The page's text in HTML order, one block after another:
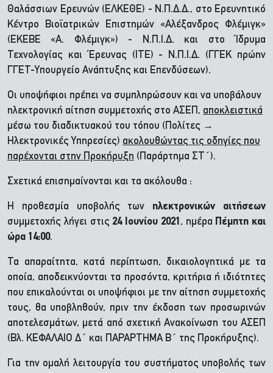
Θαλάσσιων Ερευνών (ΕΛΚΕΘΕ) - Ν.Π.Δ.Δ., στο Ερευνητικό
Κέντρο Βιοϊατρικών Επιστημών «Αλέξανδρος Φλέμιγκ»
(ΕΚΕΒΕ «Α. Φλέμιγκ») - Ν.Π.Ι.Δ. και στο Ίδρυμα
Τεχνολογίας και Έρευνας (ΙΤΕ) - Ν.Π.Ι.Δ. (ΓΓΕΚ πρώην
ΓΓΕΤ-Υπουργείο Ανάπτυξης και Επενδύσεων).
Οι υποψήφιοι πρέπει να συμπληρώσουν και να υποβάλουν
ηλεκτρονική αίτηση συμμετοχής στο ΑΣΕΠ, αποκλειστικά
μέσω του διαδικτυακού του τόπου (Πολίτες →
Ηλεκτρονικές Υπηρεσίες) ακολουθώντας τις οδηγίες που
παρέχονται στην Προκήρυξη (Παράρτημα ΣΤ΄).
Σχετικά επισημαίνονται και τα ακόλουθα :
Η προθεσμία υποβολής των ηλεκτρονικών αιτήσεων
συμμετοχής λήγει στις 24 Ιουνίου 2021 , ημέρα Πέμπτη και
ώρα 14:00.
Τα απαραίτητα, κατά περίπτωση, δικαιολογητικά με τα
οποία, αποδεικνύονται τα προσόντα, κριτήρια ή ιδιότητες
που επικαλούνται οι υποψήφιοι με την αίτηση συμμετοχής
τους, θα υποβληθούν, πριν την έκδοση των προσωρινών
αποτελεσμάτων, μετά από σχετική Ανακοίνωση του ΑΣΕΠ
(Βλ. ΚΕΦΑΛΑΙΟ Δ΄ και ΠΑΡΑΡΤΗΜΑ Β΄ της Προκήρυξης).
Για την ομαλή λειτουργία του συστήματος υποβολής των